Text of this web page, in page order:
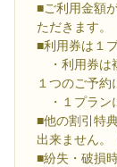
■ご利用金額
ただきます。
■利用券は１
・利用券は
１つのご予約
・１プラン
■他の割引特
出来ません。
■紛失・破損